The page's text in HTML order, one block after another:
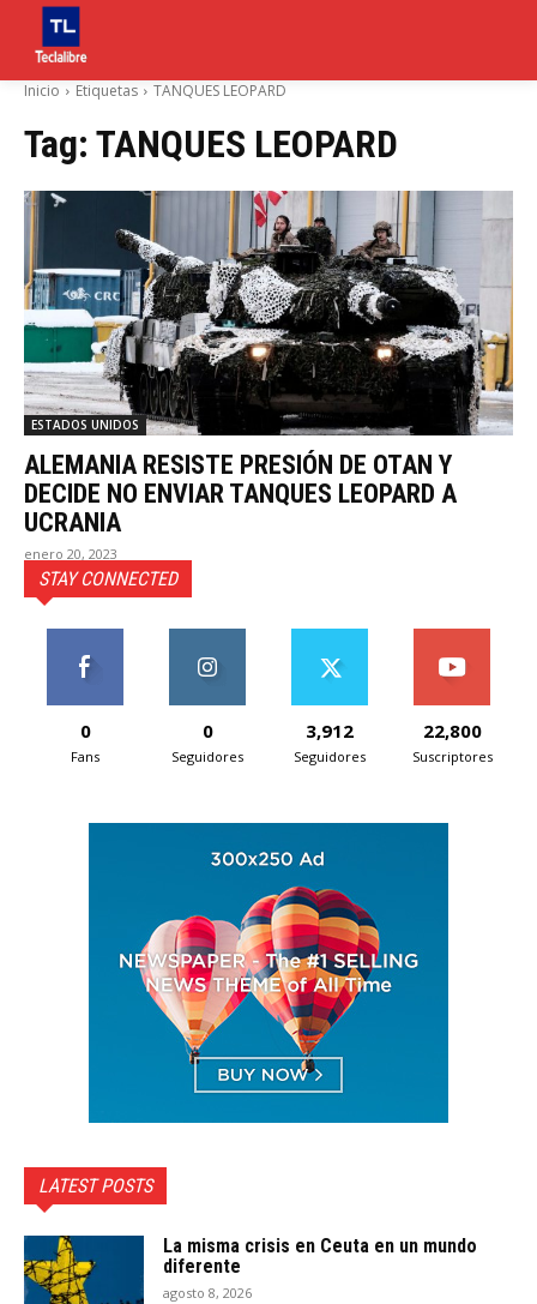
Inicio Etiquetas TANQUES LEOPARD
Tag: TANQUES LEOPARD
ESTADOS UNIDOS
ALEMANIA RESISTE PRESIÓN DE OTAN Y
DECIDE NO ENVIAR TANQUES LEOPARD A
UCRANIA
enero 20, 2023
STAY CONNECTED
0
Fans
0
Seguidores
3,912
Seguidores
22,800
Suscriptores
LATEST POSTS
La misma crisis en Ceuta en un mundo
diferente
agosto 8, 2026